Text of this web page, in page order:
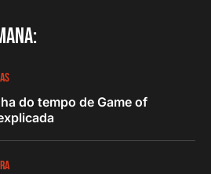
do tempo de Game of